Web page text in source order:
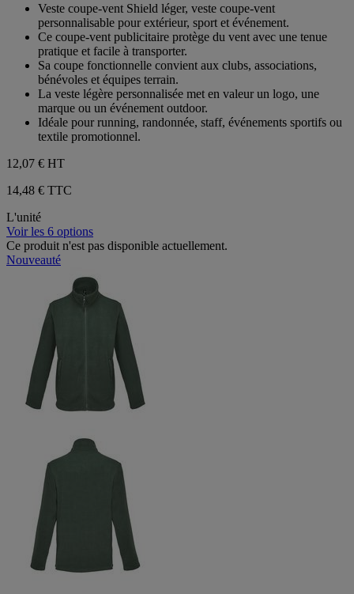
étoiles.
Veste coupe-vent Shield léger, veste coupe-vent
personnalisable pour extérieur, sport et événement.
Ce coupe-vent publicitaire protège du vent avec une tenue
pratique et facile à transporter.
Sa coupe fonctionnelle convient aux clubs, associations,
bénévoles et équipes terrain.
La veste légère personnalisée met en valeur un logo, une
marque ou un événement outdoor.
Idéale pour running, randonnée, staff, événements sportifs ou
textile promotionnel.
12,07 € HT
14,48 € TTC
L'unité
Voir les 6 options
Ce produit n'est pas disponible actuellement.
Nouveauté